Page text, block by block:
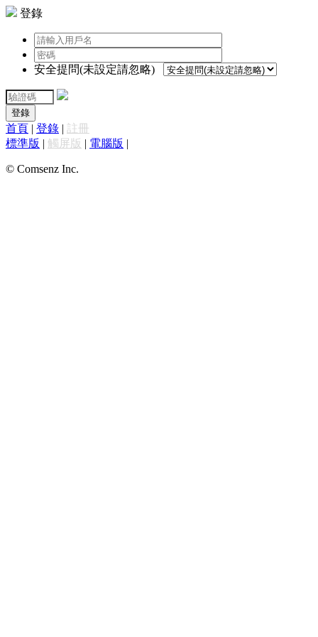
登錄
安全提問(未設定請忽略)
登錄
首頁 | 登錄 | 註冊
標準版 | 觸屏版 | 電腦版 |
© Comsenz Inc.